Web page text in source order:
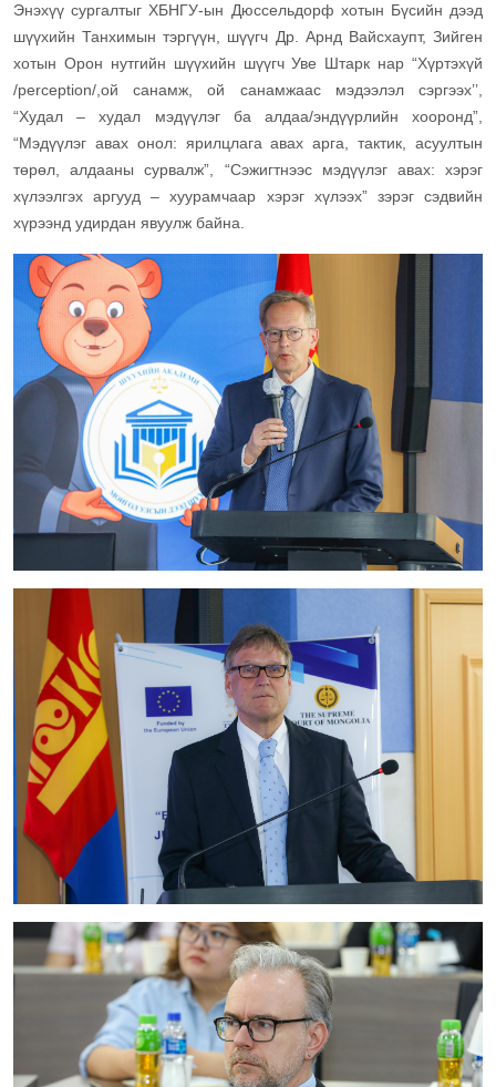
Энэхүү сургалтыг ХБНГУ-ын Дюссельдорф хотын Бүсийн дээд
шүүхийн Танхимын тэргүүн, шүүгч Др. Арнд Вайсхаупт, Зийген
хотын Орон нутгийн шүүхийн шүүгч Уве Штарк нар “Хүртэхүй
/perception/,ой санамж, ой санамжаас мэдээлэл сэргээх’’,
“Худал – худал мэдүүлэг ба алдаа/эндүүрлийн хооронд”,
“Мэдүүлэг авах онол: ярилцлага авах арга, тактик, асуултын
төрөл, алдааны сурвалж”, “Сэжигтнээс мэдүүлэг авах: хэрэг
хүлээлгэх аргууд – хуурамчаар хэрэг хүлээх” зэрэг сэдвийн
хүрээнд удирдан явуулж байна.